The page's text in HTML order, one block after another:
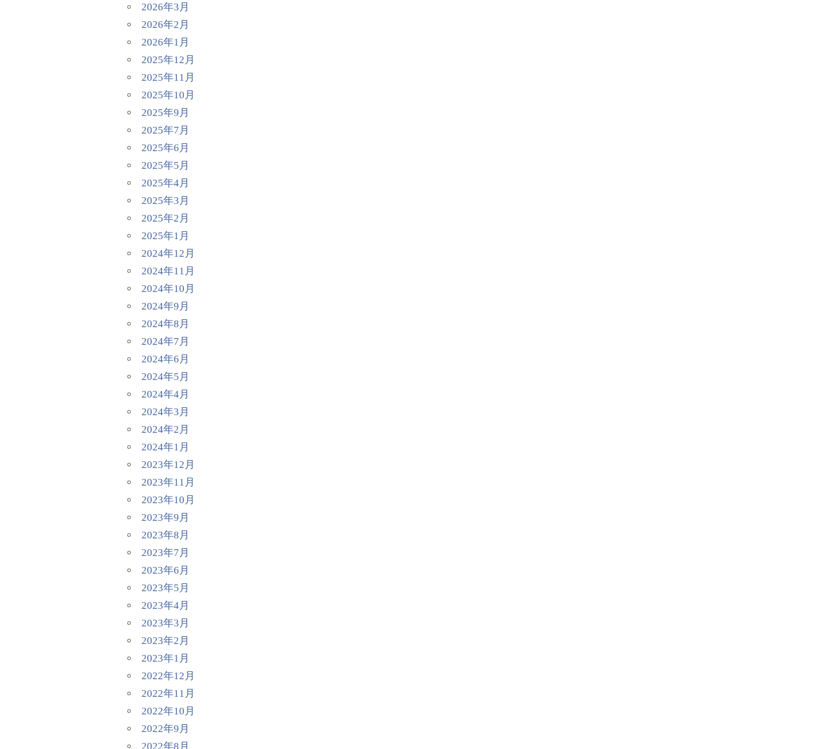
2026年3月
2026年2月
2026年1月
2025年12月
2025年11月
2025年10月
2025年9月
2025年7月
2025年6月
2025年5月
2025年4月
2025年3月
2025年2月
2025年1月
2024年12月
2024年11月
2024年10月
2024年9月
2024年8月
2024年7月
2024年6月
2024年5月
2024年4月
2024年3月
2024年2月
2024年1月
2023年12月
2023年11月
2023年10月
2023年9月
2023年8月
2023年7月
2023年6月
2023年5月
2023年4月
2023年3月
2023年2月
2023年1月
2022年12月
2022年11月
2022年10月
2022年9月
2022年8月